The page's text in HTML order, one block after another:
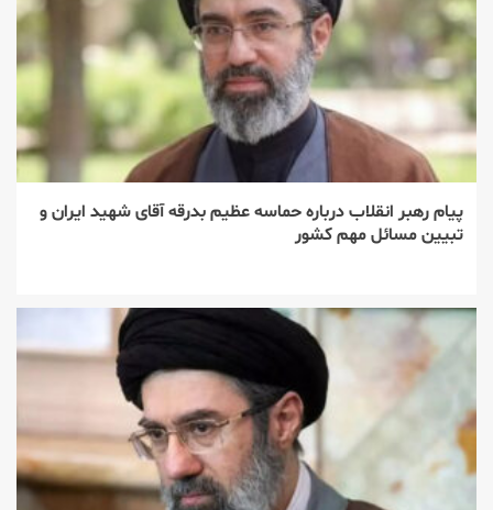
پیام رهبر انقلاب درباره حماسه عظیم بدرقه آقای شهید ایران و
تبیین مسائل مهم کشور